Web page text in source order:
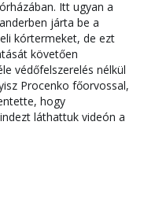
Itt ugyan a
járta be a
kórtermeket, de ezt
követően
védőfelszerelés nélkül
Procenko főorvossal,
hogy
láthattuk videón a